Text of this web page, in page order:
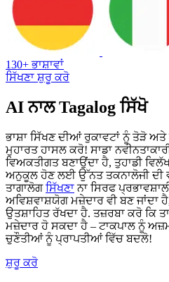
130+ ਭਾਸ਼ਾਵਾਂ
ਸਿੱਖਣਾ ਸ਼ੁਰੂ ਕਰੋ
AI ਨਾਲ Tagalog ਸਿੱਖੋ
ਭਾਸ਼ਾ ਸਿੱਖਣ ਦੀਆਂ ਰੁਕਾਵਟਾਂ ਨੂੰ ਤੋੜੋ ਅਤੇ
ਮੁਹਾਰਤ ਹਾਸਲ ਕਰੋ! ਸਾਡਾ
ਵਿਅਕਤੀਗਤ ਬਣਾਉਂਦਾ ਹੈ, ਤੁਹਾਡੀ
ਅਨੁਕੂਲ ਹੋਣ ਲਈ ਉੱਨਤ ਤਕਨਾਲੋਜੀ ਦੀ
ਤਾਗਾਲੋਗਸਿੱਖਣਾਨਾ ਸਿਰਫ
ਅਵਿਸ਼ਵਾਸ਼ਯੋਗ ਮਜ਼ੇਦਾਰ ਵੀ ਬਣ ਜਾਂਦਾ
ਉਤਸ਼ਾਹਿਤ ਰੱਖਦਾ ਹੈ. ਤਜ਼ਰਬਾ ਕਰੋ ਕਿ
ਮਜ਼ੇਦਾਰ ਹੋ ਸਕਦਾ ਹੈ – ਟਾਕਪਾਲ ਨੂੰ
ਚੁਣੌਤੀਆਂ ਨੂੰ ਪ੍ਰਾਪਤੀਆਂ ਵਿੱਚ ਬਦਲੋ!
ਸ਼ੁਰੂ ਕਰੋ